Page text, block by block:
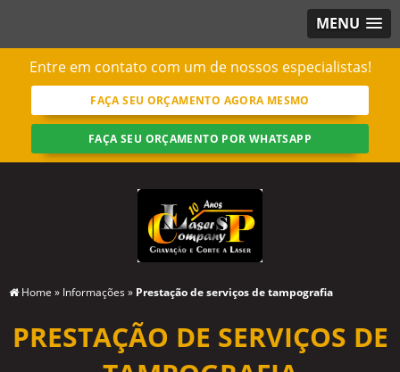
MENU
Entre em contato com um de nossos especialistas!
FAÇA SEU ORÇAMENTO AGORA MESMO
FAÇA SEU ORÇAMENTO POR WHATSAPP
Home » Informações » Prestação de serviços de tampografia
PRESTAÇÃO DE SERVIÇOS DE